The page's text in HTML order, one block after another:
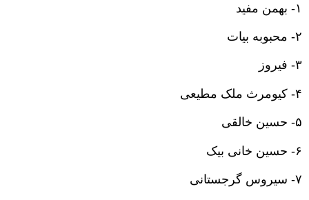
۱- بهمن مفید
۲- محبوبه بیات
۳- فیروز
۴- کیومرث ملک مطیعی
۵- حسین خالقی
۶- حسین خانی بیک
۷- سیروس گرجستانی